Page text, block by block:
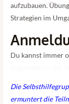
aufzubauen.
Strategien im
Du kannst immer
Organisation des
Die
ermuntert die